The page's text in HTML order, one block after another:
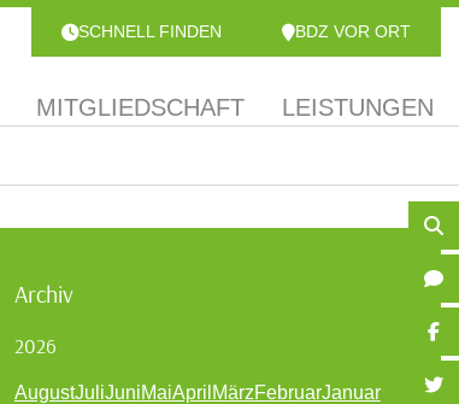
SCHNELL FINDEN BDZ VOR ORT
MITGLIEDSCHAFT LEISTUNGEN
Archiv
2026
AugustJuliJuniMaiApril MärzFebruarJanuar